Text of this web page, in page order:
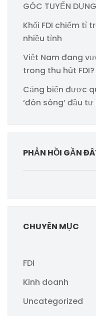
GÓC TUYỂN DỤNG
Khối FDI chiếm tỉ
nhiều tỉnh
Việt Nam đang
trong thu hút FDI?
Cảng biển được
‘đón sóng’ đầu
PHẢN HỒI GẦN
CHUYÊN MỤC
FDI
Kinh doanh
Uncategorized